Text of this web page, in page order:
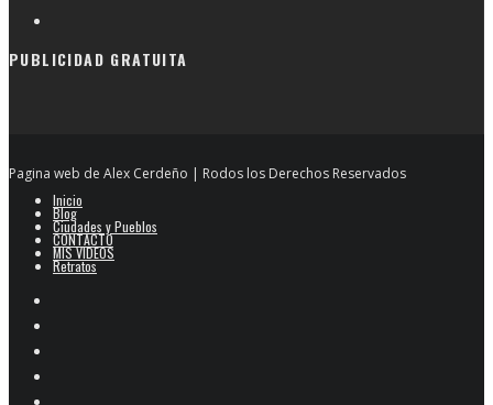
PUBLICIDAD GRATUITA
Pagina web de Alex Cerdeño | Rodos los Derechos Reservados
Inicio
Blog
Ciudades y Pueblos
CONTACTO
MIS VIDEOS
Retratos